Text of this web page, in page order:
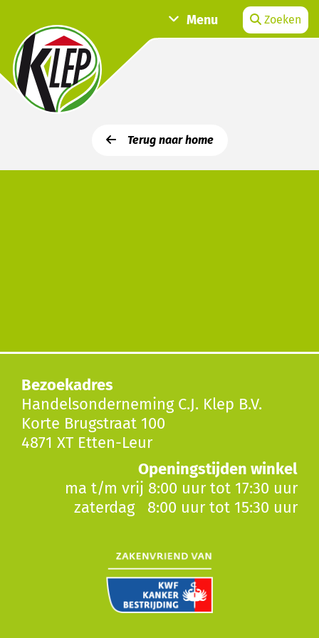
Menu Zoeken
Terug naar home
Bezoekadres
Handelsonderneming C.J. Klep B.V.
Korte Brugstraat 100
4871 XT Etten-Leur
Openingstijden winkel
ma t/m vrij 8:00 uur tot 17:30 uur
zaterdag 8:00 uur tot 15:30 uur